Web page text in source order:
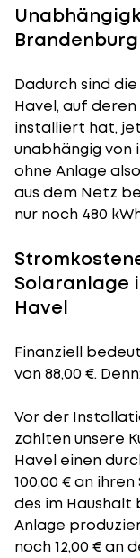
Dadurch sind
Havel, auf
installiert hat,
unabhängig von
ohne Anlage
aus dem Netz
nur noch 480
Solaranlage
Havel
Finanziell
von 88,00 €.
Vor der
zahlten unsere
Havel einen
100,00 € an
des im Haushalt
Anlage
noch 12,00 € an